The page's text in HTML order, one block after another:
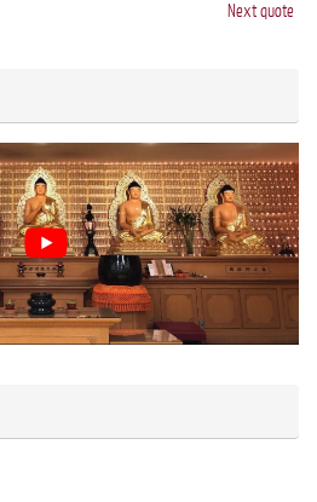
Next quote